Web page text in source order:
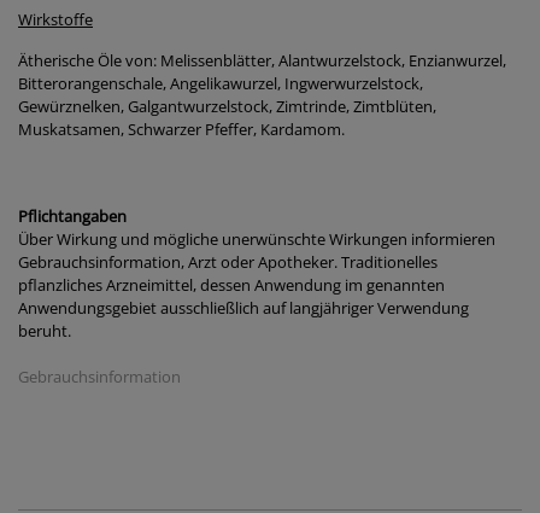
Wirkstoffe
Ätherische Öle von: Melissenblätter, Alantwurzelstock, Enzianwurzel,
Bitterorangenschale, Angelikawurzel, Ingwerwurzelstock,
Gewürznelken, Galgantwurzelstock, Zimtrinde, Zimtblüten,
Muskatsamen, Schwarzer Pfeffer, Kardamom.
Pflichtangaben
Über Wirkung und mögliche unerwünschte Wirkungen informieren
Gebrauchsinformation, Arzt oder Apotheker. Traditionelles
pflanzliches Arzneimittel, dessen Anwendung im genannten
Anwendungsgebiet ausschließlich auf langjähriger Verwendung
beruht.
Gebrauchsinformation